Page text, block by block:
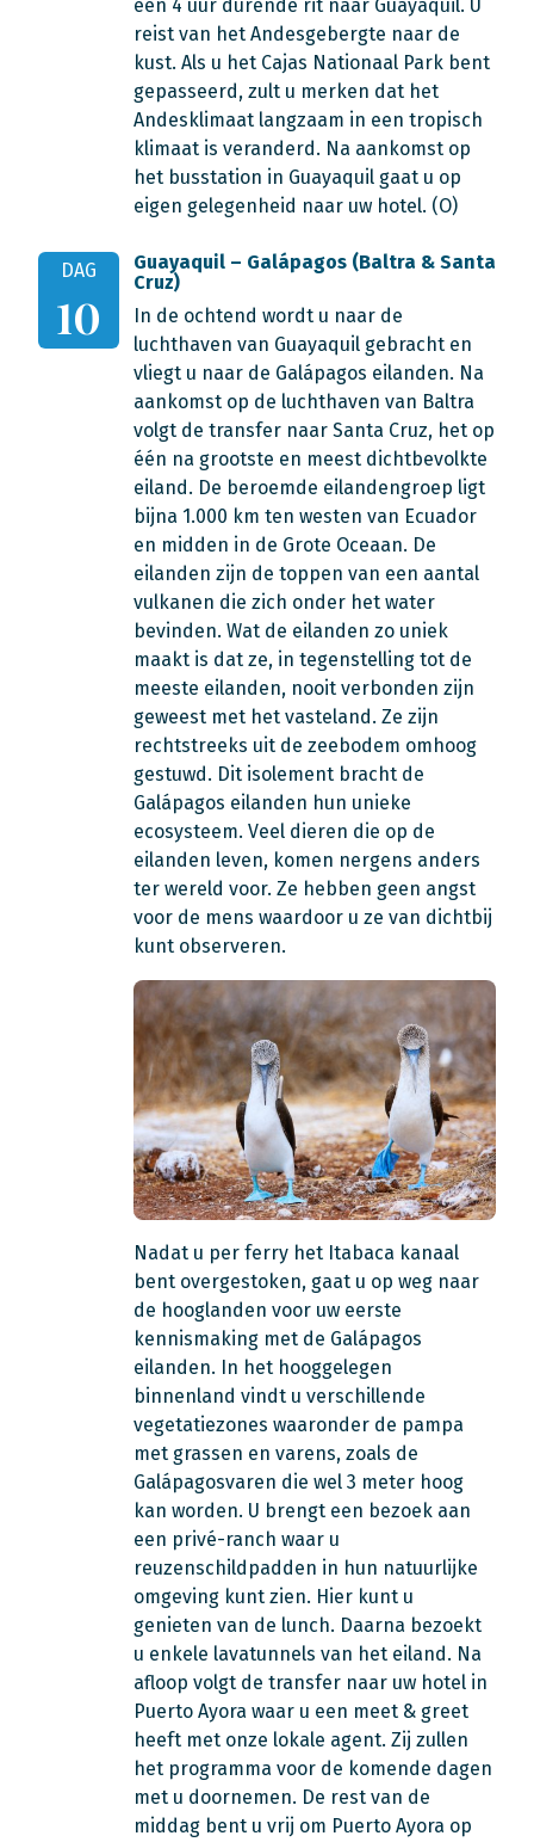
een 4 uur durende rit naar Guayaquil. U
reist van het Andesgebergte naar de
kust. Als u het Cajas Nationaal Park bent
gepasseerd, zult u merken dat het
Andesklimaat langzaam in een tropisch
klimaat is veranderd. Na aankomst op
het busstation in Guayaquil gaat u op
eigen gelegenheid naar uw hotel. (O)
DAG
10
Guayaquil – Galápagos (Baltra & Santa
Cruz)
In de ochtend wordt u naar de
luchthaven van Guayaquil gebracht en
vliegt u naar de Galápagos eilanden. Na
aankomst op de luchthaven van Baltra
volgt de transfer naar Santa Cruz, het op
één na grootste en meest dichtbevolkte
eiland. De beroemde eilandengroep ligt
bijna 1.000 km ten westen van Ecuador
en midden in de Grote Oceaan. De
eilanden zijn de toppen van een aantal
vulkanen die zich onder het water
bevinden. Wat de eilanden zo uniek
maakt is dat ze, in tegenstelling tot de
meeste eilanden, nooit verbonden zijn
geweest met het vasteland. Ze zijn
rechtstreeks uit de zeebodem omhoog
gestuwd. Dit isolement bracht de
Galápagos eilanden hun unieke
ecosysteem. Veel dieren die op de
eilanden leven, komen nergens anders
ter wereld voor. Ze hebben geen angst
voor de mens waardoor u ze van dichtbij
kunt observeren.
Nadat u per ferry het Itabaca kanaal
bent overgestoken, gaat u op weg naar
de hooglanden voor uw eerste
kennismaking met de Galápagos
eilanden. In het hooggelegen
binnenland vindt u verschillende
vegetatiezones waaronder de pampa
met grassen en varens, zoals de
Galápagosvaren die wel 3 meter hoog
kan worden. U brengt een bezoek aan
een privé-ranch waar u
reuzenschildpadden in hun natuurlijke
omgeving kunt zien. Hier kunt u
genieten van de lunch. Daarna bezoekt
u enkele lavatunnels van het eiland. Na
afloop volgt de transfer naar uw hotel in
Puerto Ayora waar u een meet & greet
heeft met onze lokale agent. Zij zullen
het programma voor de komende dagen
met u doornemen. De rest van de
middag bent u vrij om Puerto Ayora op